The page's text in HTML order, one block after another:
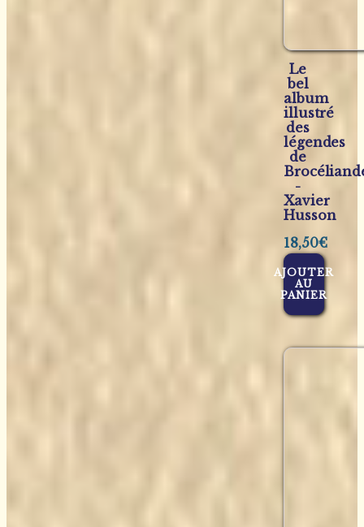
Le
bel
album
illustré
des
légendes
de
-
Xavier
Husson
18,50€
AJOUTER
AU
PANIER